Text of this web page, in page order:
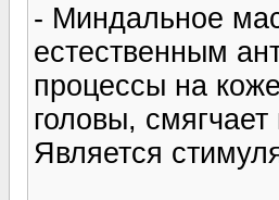
- Миндальное
естественным
процессы на
головы,
Является